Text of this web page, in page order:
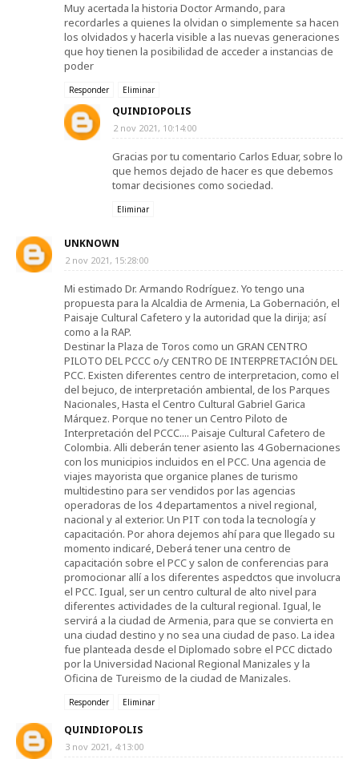
Muy acertada la historia Doctor Armando, para
recordarles a quienes la olvidan o simplemente sa hacen
los olvidados y hacerla visible a las nuevas generaciones
que hoy tienen la posibilidad de acceder a instancias de
poder
Responder Eliminar
QUINDIOPOLIS
2 nov 2021, 10:14:00
Gracias por tu comentario Carlos Eduar, sobre lo
que hemos dejado de hacer es que debemos
tomar decisiones como sociedad.
Eliminar
UNKNOWN
2 nov 2021, 15:28:00
Mi estimado Dr. Armando Rodríguez. Yo tengo una
propuesta para la Alcaldia de Armenia, La Gobernación, el
Paisaje Cultural Cafetero y la autoridad que la dirija; así
como a la RAP.
Destinar la Plaza de Toros como un GRAN CENTRO
PILOTO DEL PCCC o/y CENTRO DE INTERPRETACIÓN DEL
PCC. Existen diferentes centro de interpretacion, como el
del bejuco, de interpretación ambiental, de los Parques
Nacionales, Hasta el Centro Cultural Gabriel Garica
Márquez. Porque no tener un Centro Piloto de
Interpretación del PCCC.... Paisaje Cultural Cafetero de
Colombia. Alli deberán tener asiento las 4 Gobernaciones
con los municipios incluidos en el PCC. Una agencia de
viajes mayorista que organice planes de turismo
multidestino para ser vendidos por las agencias
operadoras de los 4 departamentos a nivel regional,
nacional y al exterior. Un PIT con toda la tecnología y
capacitación. Por ahora dejemos ahí para que llegado su
momento indicaré, Deberá tener una centro de
capacitación sobre el PCC y salon de conferencias para
promocionar allí a los diferentes aspedctos que involucra
el PCC. Igual, ser un centro cultural de alto nivel para
diferentes actividades de la cultural regional. Igual, le
servirá a la ciudad de Armenia, para que se convierta en
una ciudad destino y no sea una ciudad de paso. La idea
fue planteada desde el Diplomado sobre el PCC dictado
por la Universidad Nacional Regional Manizales y la
Oficina de Tureismo de la ciudad de Manizales.
Responder Eliminar
QUINDIOPOLIS
3 nov 2021, 4:13:00